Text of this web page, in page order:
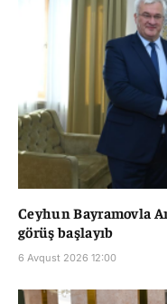
Ceyhun Bayramovla
görüş başlayıb
6 Avqust 2026 12:00